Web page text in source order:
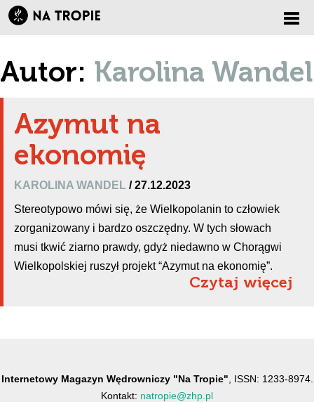
Autor: Karolina Wandel
Azymut na
ekonomię
KAROLINA WANDEL / 27.12.2023
Stereotypowo mówi się, że Wielkopolanin to człowiek
zorganizowany i bardzo oszczędny. W tych słowach
musi tkwić ziarno prawdy, gdyż niedawno w Chorągwi
Wielkopolskiej ruszył projekt “Azymut na ekonomię”.
Czytaj więcej
Internetowy Magazyn Wędrowniczy "Na Tropie" , ISSN: 1233-8974.
Kontakt: natropie@zhp.pl